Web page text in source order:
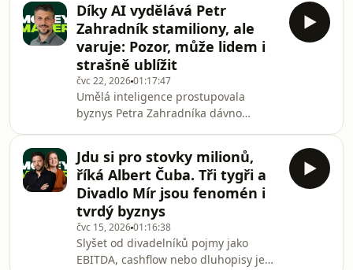
profesionální hráče pokeru. Nakonec
s ním vyrazili do Kanady, kde svůj
nápad pilovali na tamní univerzitě, až
ho koupila přední výzkumná laboratoř
DeepMind patřící Googlu. Tehdy
Martin Schmid a spol. naplno pronikli
do velkého světa AI a nakonec se
pustili i do
Díky AI vydělává Petr
Zahradník stamiliony, ale
varuje: Pozor, může lidem i
strašně ublížit
čvc 22, 202601:17:47
Umělá inteligence prostupovala
byznys Petra Zahradníka dávno
Přesto si majitel společnosti Qminers,
která se věnuje algoritmickému
obchodování, ještě celkem nedávno
neuměl představit, jak rychle se celý
AI ekosystém bude vyvíjet. „To, jak
jsem fungoval před rokem, a dnes,
jsou dvě úplně odlišné věci,” říká v
Jdu si pro stovky milionů,
říká Albert Čuba. Tři tygři a
Divadlo Mír jsou fenomén i
tvrdý byznys
čvc 15, 202601:16:38
Slyšet od divadelníků pojmy jako
EBITDA, cashflow nebo dluhopisy je